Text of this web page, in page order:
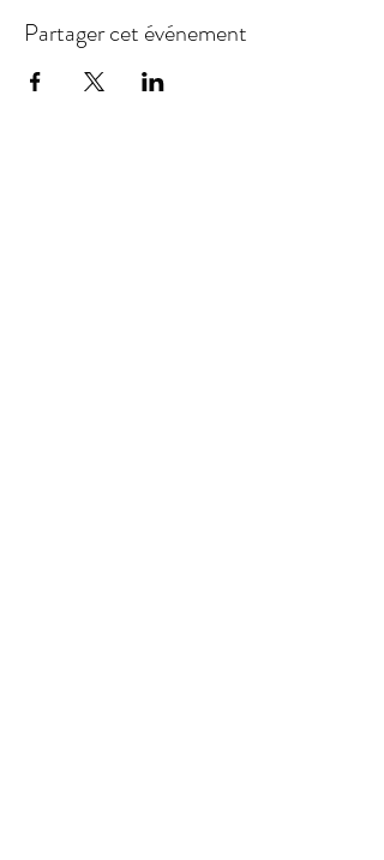
Partager cet événement